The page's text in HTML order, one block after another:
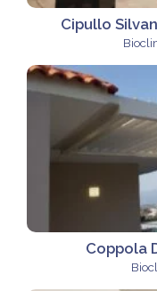
Cipullo
Coppola